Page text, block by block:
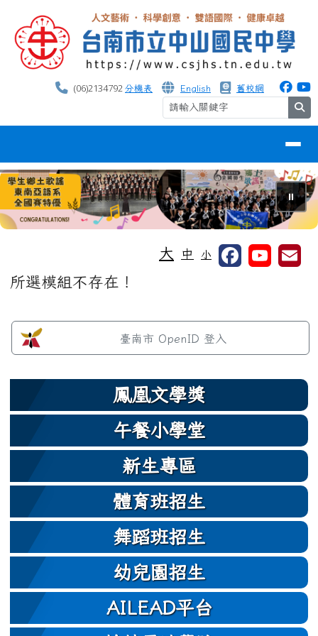
台南市中山國中
(06)2134792 分機表 English 舊校網
⏸
大 中 小
主內容區域
所選模組不存在！
左邊區域內容
臺南市 OpenID 登入
鳳凰文學獎
午餐小學堂
新生專區
體育班招生
舞蹈班招生
幼兒園招生
AILEAD平台
頁尾區域